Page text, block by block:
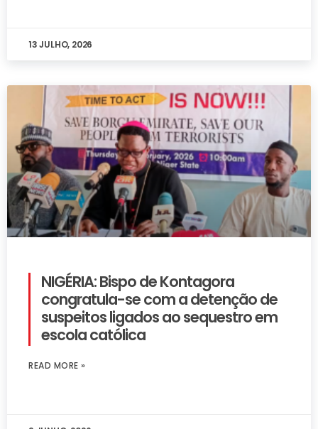
13 JULHO, 2026
NIGÉRIA: Bispo de Kontagora
congratula-se com a detenção de
suspeitos ligados ao sequestro em
escola católica
READ MORE »